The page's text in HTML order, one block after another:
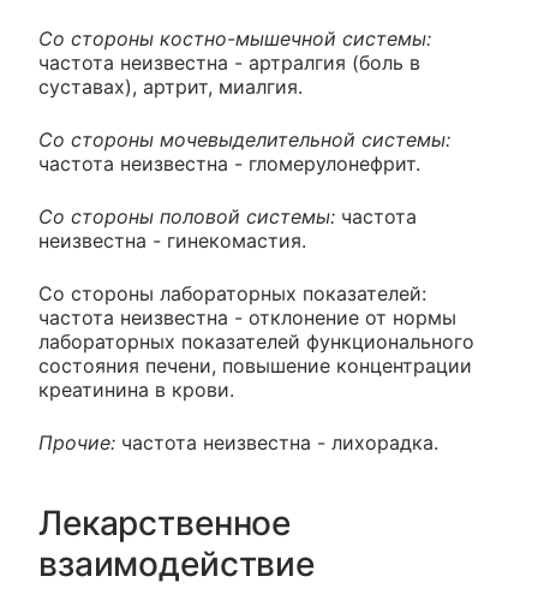
Со стороны костно-мышечной системы:
частота неизвестна - артралгия (боль в
суставах), артрит, миалгия.
Со стороны мочевыделительной системы:
частота неизвестна - гломерулонефрит.
Со стороны половой системы: частота
неизвестна - гинекомастия.
Со стороны лабораторных показателей:
частота неизвестна - отклонение от нормы
лабораторных показателей функционального
состояния печени, повышение концентрации
креатинина в крови.
Прочие: частота неизвестна - лихорадка.
Лекарственное
взаимодействие